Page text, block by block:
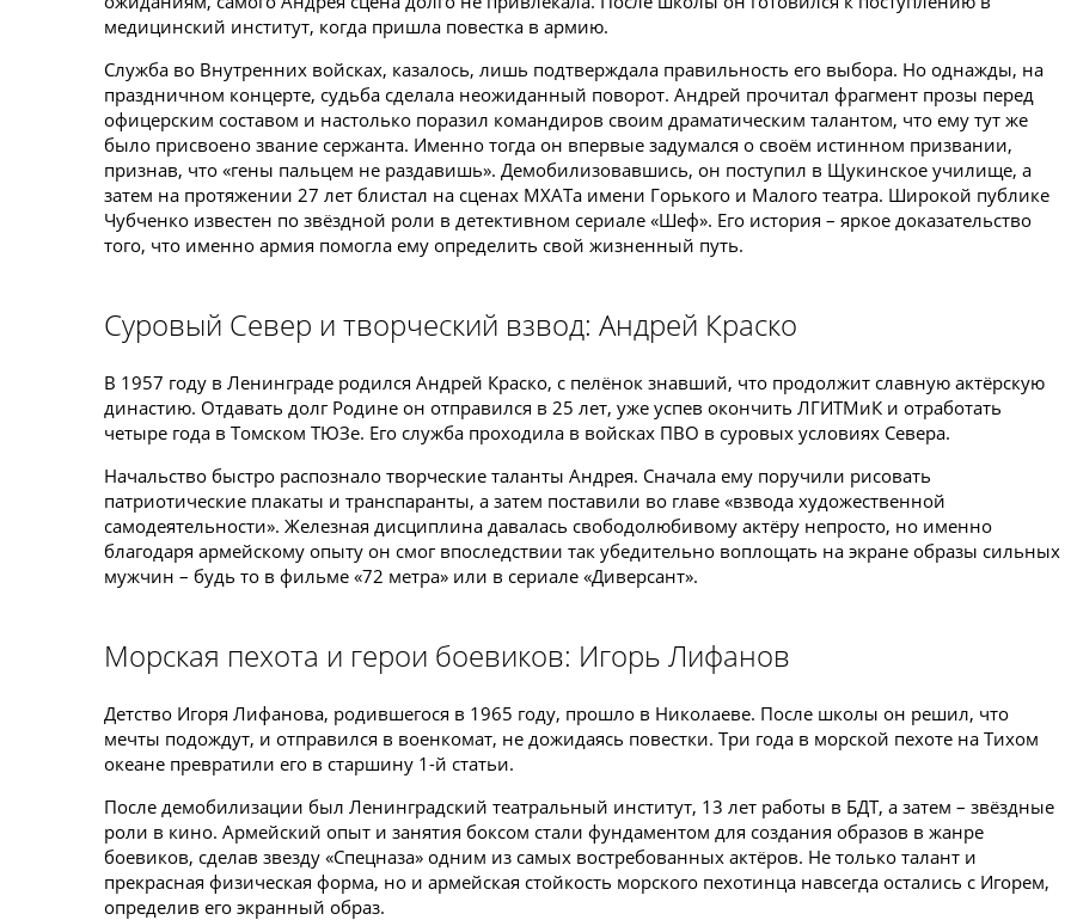
медицинский институт, когда пришла повестка в армию.
Служба во Внутренних войсках, казалось, лишь подтверждала правильность его выбора. Но однажды, на
праздничном концерте, судьба сделала неожиданный поворот. Андрей прочитал фрагмент прозы перед
офицерским составом и настолько поразил командиров своим драматическим талантом, что ему тут же
было присвоено звание сержанта. Именно тогда он впервые задумался о своём истинном призвании,
признав, что «гены пальцем не раздавишь». Демобилизовавшись, он поступил в Щукинское училище, а
затем на протяжении 27 лет блистал на сценах МХАТа имени Горького и Малого театра. Широкой публике
Чубченко известен по звёздной роли в детективном сериале «Шеф». Его история – яркое доказательство
того, что именно армия помогла ему определить свой жизненный путь.
Суровый Север и творческий взвод: Андрей Краско
В 1957 году в Ленинграде родился Андрей Краско, с пелёнок знавший, что продолжит славную актёрскую
династию. Отдавать долг Родине он отправился в 25 лет, уже успев окончить ЛГИТМиК и отработать
четыре года в Томском ТЮЗе. Его служба проходила в войсках ПВО в суровых условиях Севера.
Начальство быстро распознало творческие таланты Андрея. Сначала ему поручили рисовать
патриотические плакаты и транспаранты, а затем поставили во главе «взвода художественной
самодеятельности». Железная дисциплина давалась свободолюбивому актёру непросто, но именно
благодаря армейскому опыту он смог впоследствии так убедительно воплощать на экране образы сильных
мужчин – будь то в фильме «72 метра» или в сериале «Диверсант».
Морская пехота и герои боевиков: Игорь Лифанов
Детство Игоря Лифанова, родившегося в 1965 году, прошло в Николаеве. После школы он решил, что
мечты подождут, и отправился в военкомат, не дожидаясь повестки. Три года в морской пехоте на Тихом
океане превратили его в старшину 1-й статьи.
После демобилизации был Ленинградский театральный институт, 13 лет работы в БДТ, а затем – звёздные
роли в кино. Армейский опыт и занятия боксом стали фундаментом для создания образов в жанре
боевиков, сделав звезду «Спецназа» одним из самых востребованных актёров. Не только талант и
прекрасная физическая форма, но и армейская стойкость морского пехотинца навсегда остались с Игорем,
определив его экранный образ.